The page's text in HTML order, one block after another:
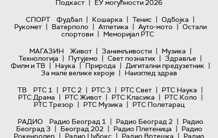
Подкаст | ЕУ могућности 2026
СПОРТ
Фудбал | Кошарка | Тенис | Одбојка |
Рукомет | Ватерполо | Атлетика | Ауто-мото | Остали
спортови | Меморијал РТС
МАГАЗИН
Живот | Занимљивости | Музика |
Технологијa | Путујемо | Свет познатих | Здравље |
Филм и ТВ | Наука | Природа | Дигитални предузетник |
За мале велике хероје | Наизглед здрав
ТВ
РТС 1 | РТС 2 | РТС 3 | РТС Свет | РТС Наука |
РТС Драма | РТС Живот | РТС Класика | РТС Коло |
РТС Трезор | РТС Музика | РТС Полетарац
РАДИО
Радио Београд 1 | Радио Београд 2 | Радио
Београд 3 | Београд 202 | Радио Плетеница | Радио
Рокенролер | Радио Џубокс | Радио Вртешка | Радио